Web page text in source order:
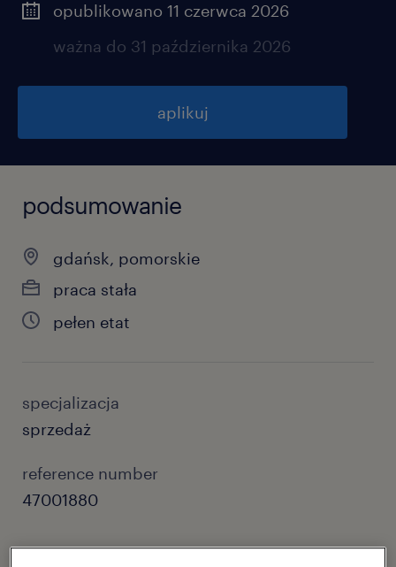
opublikowano 11 czerwca 2026
ważna do 31 października 2026
aplikuj
podsumowanie
gdańsk, pomorskie
praca stała
pełen etat
specjalizacja
sprzedaż
reference number
47001880